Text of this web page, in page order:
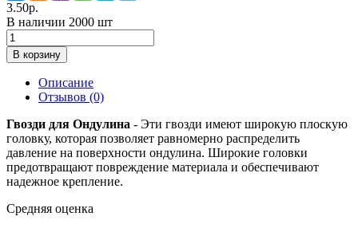
3.50р.
В наличии 2000 шт
В корзину
Описание
Отзывов (0)
Гвозди для Ондулина - Эти гвозди имеют широкую плоскую
головку, которая позволяет равномерно распределить
давление на поверхности ондулина. Широкие головки
предотвращают повреждение материала и обеспечивают
надежное крепление.
Средняя оценка